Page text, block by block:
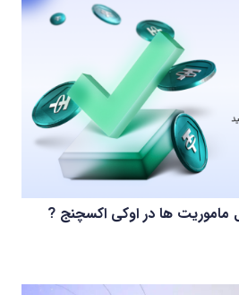
ماموریت ها در اوکی اکسچنج ?